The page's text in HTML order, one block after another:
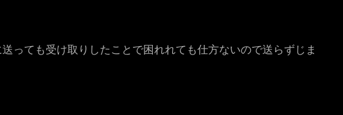
っても受け取りしたことで困れれても仕方ないので送らずじま